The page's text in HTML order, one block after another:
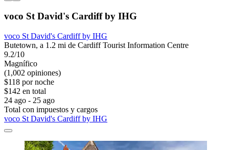
voco St David's Cardiff by IHG
voco St David's Cardiff by IHG
Butetown, a 1.2 mi de Cardiff Tourist Information Centre
9.2/10
Magnífico
(1,002 opiniones)
$118 por noche
$142 en total
24 ago - 25 ago
Total con impuestos y cargos
voco St David's Cardiff by IHG